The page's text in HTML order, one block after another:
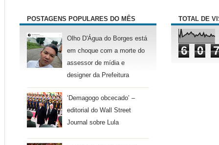
POSTAGENS POPULARES DO MÊS
Olho D'Água do Borges está
em choque com a morte do
assessor de mídia e
designer da Prefeitura
‘Demagogo obcecado’ –
editorial do Wall Street
Journal sobre Lula
TOTAL DE
6 0 7